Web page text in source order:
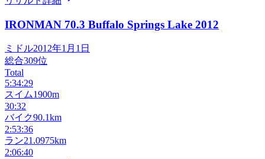
IRONMAN 70.3 Buffalo Springs Lake 2012
ミドル2012年1月1日
総合309位
Total
5:34:29
スイム1900m
30:32
バイク90.1km
2:53:36
ラン21.0975km
2:06:40